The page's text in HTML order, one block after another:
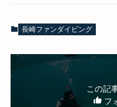
長崎ファンダイビング
この記
フ